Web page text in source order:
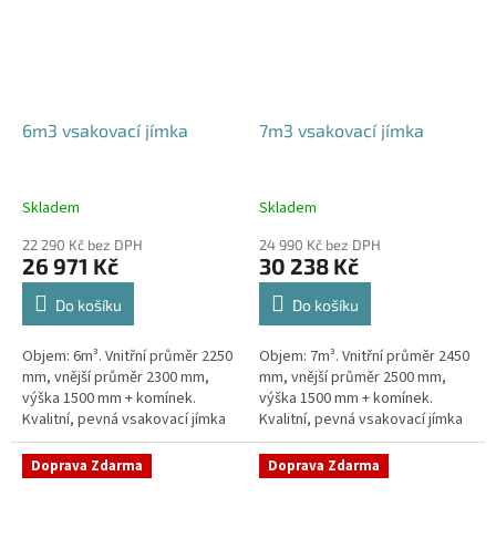
6m3 vsakovací jímka
Skladem
22 290 Kč bez DPH
26 971 Kč
Do košíku
Objem: 6m³. Vnitřní průměr 2250
mm, vnější průměr 2300 mm,
výška 1500 mm + komínek.
Kvalitní, pevná vsakovací jímka
(nádrž) bez potřeby
obetonování Průměr přítoku a
odtoku +...
7m3 vsakovací jímka
Skladem
24 990 Kč bez DPH
30 238 Kč
Do košíku
Objem: 7m³. Vnitřní průměr 2450
mm, vnější průměr 2500 mm,
výška 1500 mm + komínek.
Kvalitní, pevná vsakovací jímka
(nádrž) bez potřeby
obetonování Průměr přítoku a
odtoku +...
Doprava Zdarma Doprava Zdarma